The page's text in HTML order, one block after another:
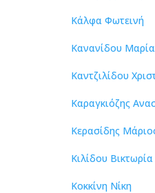
Κάλφα Φωτεινή
Κανανίδου Μαρία
Καντζιλίδου
Καραγκιόζης
Κερασίδης
Κιλίδου Βικτωρία
Κοκκίνη Νίκη